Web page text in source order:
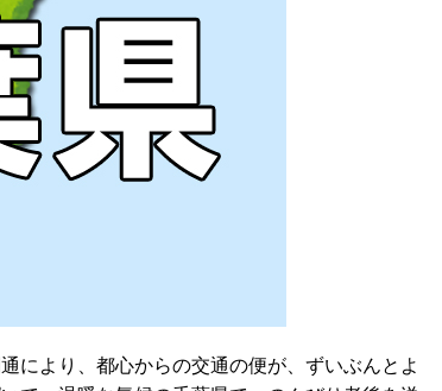
により、都心からの交通の便が、ずいぶんとよ